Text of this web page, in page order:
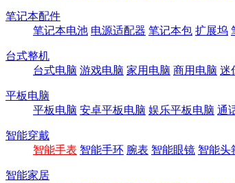
笔记本配件
笔记本电池 电源适配器 笔记本包 扩展坞
台式整机
台式电脑 游戏电脑 家用电脑 商用电脑 迷
平板电脑
平板电脑 安卓平板电脑 娱乐平板电脑 通
智能穿戴
智能手表 智能手环 腕表 智能眼镜 智能头
智能家居